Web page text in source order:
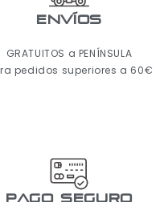
ENVÍOS
GRATUITOS a PENÍNSULA
pedidos superiores a 60€
pago seguro